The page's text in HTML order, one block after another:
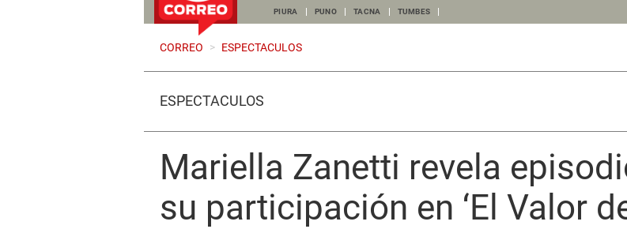
PIURA PUNO TACNA TUMBES
CORREO > ESPECTACULOS
ESPECTÁCULOS
Mariella Zanetti revela
su participación en ‘El Valor